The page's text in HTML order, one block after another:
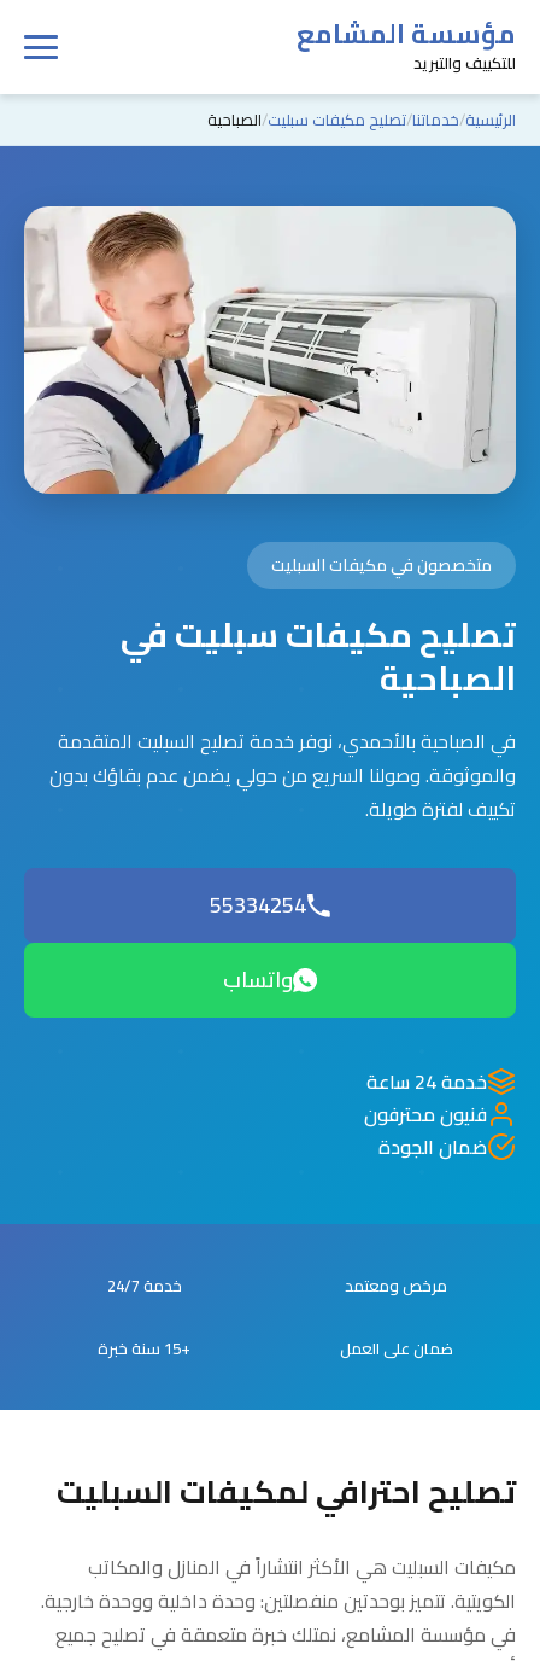
مؤسسة المشامع
للتكييف والتبريد
الرئيسية خدماتنا تصليح مكيفات سبليت الصباحية
متخصصون في مكيفات السبليت
تصليح مكيفات سبليت في
الصباحية
في الصباحية بالأحمدي، نوفر خدمة تصليح السبليت المتقدمة
والموثوقة. وصولنا السريع من حولي يضمن عدم بقاؤك بدون
تكييف لفترة طويلة.
55334254
واتساب
خدمة 24 ساعة
فنيون محترفون
ضمان الجودة
مرخص ومعتمد خدمة 24/7
ضمان على العمل +15 سنة خبرة
تصليح احترافي لمكيفات السبليت
مكيفات السبليت هي الأكثر انتشاراً في المنازل والمكاتب
الكويتية. تتميز بوحدتين منفصلتين: وحدة داخلية ووحدة خارجية.
في مؤسسة المشامع، نمتلك خبرة متعمقة في تصليح جميع